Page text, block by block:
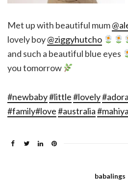
Met up with beautiful mum
lovely boy@ziggyhutcho
and such a beautiful blue eyes
you tomorrow
#newbaby#little#lovely
#family#love#australia#mahiya
babalings